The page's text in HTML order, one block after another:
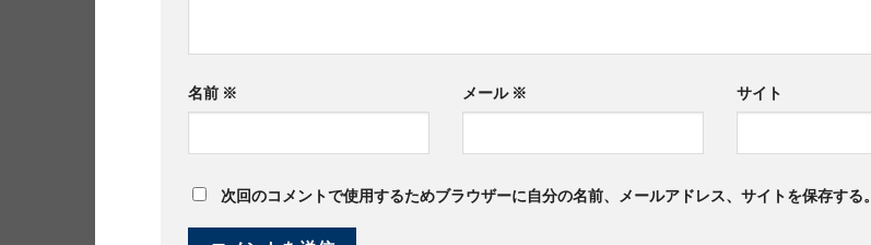
名前 ※ メール ※ サイト
次回のコメントで使用するためブラウザーに自分の名前、メールアドレス、サイトを保存する。